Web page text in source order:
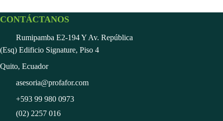
CONTÁCTANOS
Rumipamba E2-194 Y Av. República
(Esq) Edificio Signature, Piso 4
Quito, Ecuador
asesoria@profafor.com
+593 99 980 0973
(02) 2257 016